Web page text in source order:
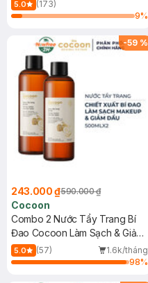
5.0
(173)
9%
-59 %
243.000 ₫590.000 ₫
Cocoon
Combo 2 Nước Tẩy Trang Bí
Đao Cocoon Làm Sạch & Giảm
Dầu 500ml
5.0 (57)
1.6k/tháng
98%